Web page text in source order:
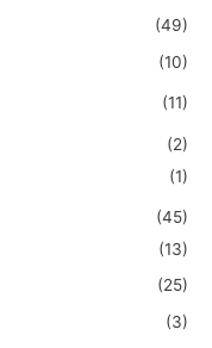
(49)
(10)
(11)
(2)
(1)
(45)
(13)
(25)
(3)